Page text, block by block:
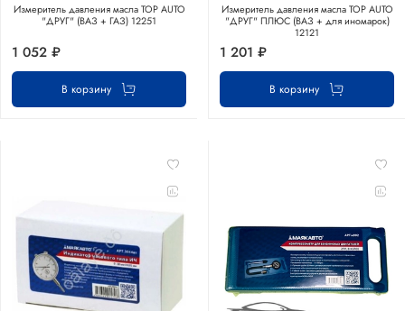
Измеритель давления масла TOP AUTO
"ДРУГ" (ВАЗ + ГАЗ) 12251
1 052 ₽
В корзину
Измеритель давления масла TOP AUTO
"ДРУГ" ПЛЮС (ВАЗ + для иномарок)
12121
1 201 ₽
В корзину